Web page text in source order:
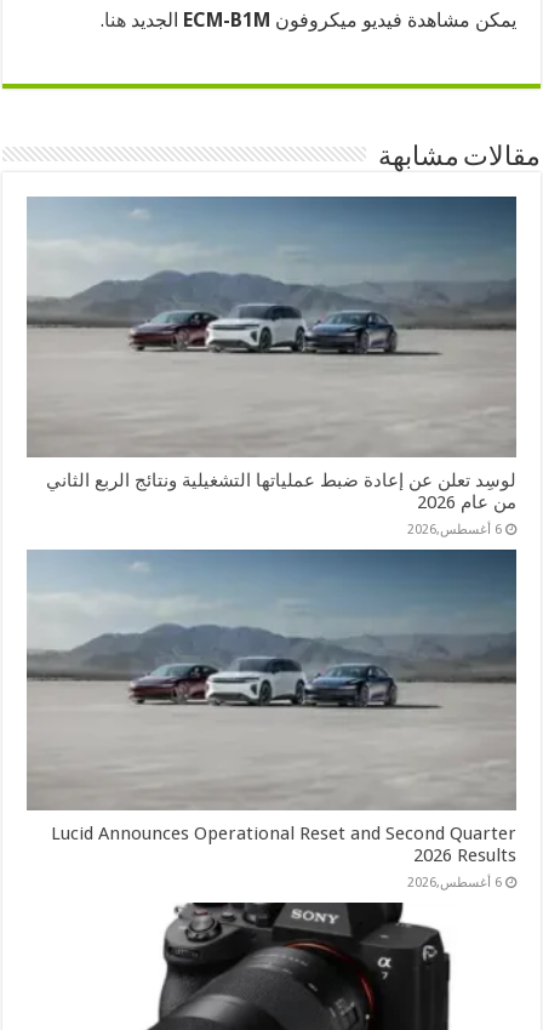
يمكن مشاهدة فيديو ميكروفون ECM-B1Mالجديد هنا.
مقالات مشابهة
لوسِد تعلن عن إعادة ضبط عملياتها التشغيلية ونتائج الربع الثاني
من عام 2026
6 أغسطس,2026
Lucid Announces Operational Reset and Second Quarter
2026 Results
6 أغسطس,2026